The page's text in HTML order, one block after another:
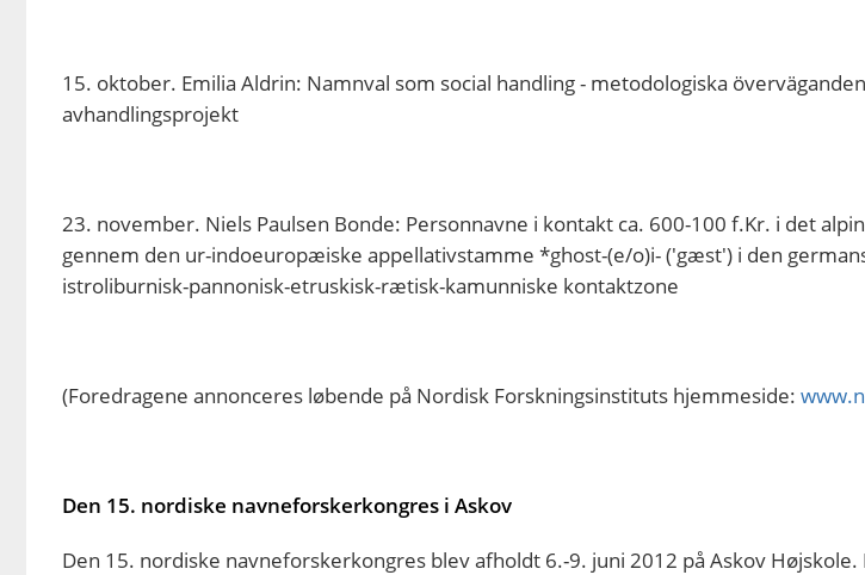
15. oktober. Emilia Aldrin: Namnval som social handling - metodologiska
avhandlingsprojekt
23. november. Niels Paulsen Bonde: Personnavne i kontakt ca. 600-100 f.Kr. i det
gennem den ur-indoeuropæiske appellativstamme *ghost-(e/o)i- ('gæst') i den
istroliburnisk-pannonisk-etruskisk-rætisk-kamunniske kontaktzone
(Foredragene annonceres løbende på Nordisk Forskningsinstituts hjemmeside:
Den 15. nordiske navneforskerkongres i Askov
Den 15. nordiske navneforskerkongres blev afholdt 6.-9. juni 2012 på Askov